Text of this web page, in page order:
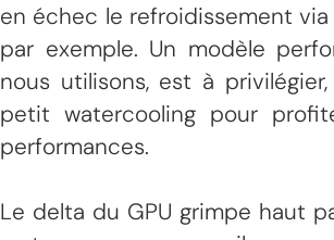
en échec le refroidissement
par exemple. Un modèle
nous utilisons, est à
petit watercooling pour
performances.
Le delta du GPU grimpe haut